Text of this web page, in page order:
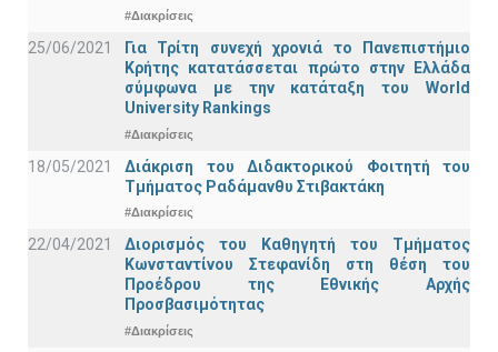
#Διακρίσεις
25/06/2021
Για Τρίτη συνεχή χρονιά το Πανεπιστήμιο
Κρήτης κατατάσσεται πρώτο στην Ελλάδα
σύμφωνα με την κατάταξη του World
University Rankings
#Διακρίσεις
18/05/2021
Διάκριση του Διδακτορικού Φοιτητή του
Τμήματος Ραδάμανθυ Στιβακτάκη
#Διακρίσεις
22/04/2021
Διορισμός του Καθηγητή του Τμήματος
Κωνσταντίνου Στεφανίδη στη θέση του
Προέδρου της Εθνικής Αρχής
Προσβασιμότητας
#Διακρίσεις